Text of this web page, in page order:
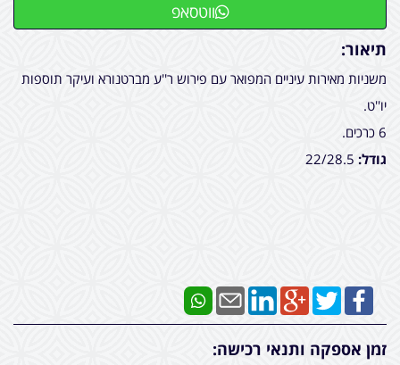
ווטסאפ
תיאור:
משניות מאירות עיניים המפואר עם פירוש ר''ע מברטנורא ועיקר תוספות
יו''ט.
6 כרכים.
גודל:
זמן אספקה ותנאי רכישה: